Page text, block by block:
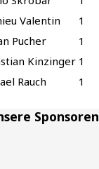
Valentin
1
Pucher
1
Kinzinger 1
Rauch 1
Sponsoren